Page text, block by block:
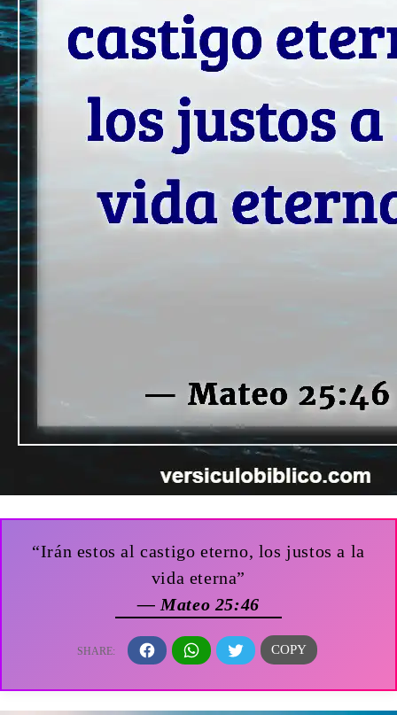
“Irán estos al castigo eterno, los justos a la
vida eterna”
— Mateo 25:46